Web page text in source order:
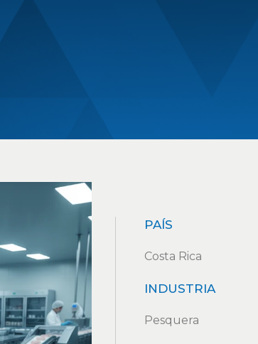
PAÍS
Costa Rica
INDUSTRIA
Pesquera